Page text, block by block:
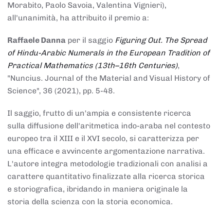
Morabito, Paolo Savoia, Valentina Vignieri),
all'unanimità, ha attribuito il premio a:
Raffaele Danna per il saggio Figuring Out. The Spread
of Hindu-Arabic Numerals in the European Tradition of
Practical Mathematics (13th–16th Centuries),
"Nuncius. Journal of the Material and Visual History of
Science", 36 (2021), pp. 5-48.
Il saggio, frutto di un'ampia e consistente ricerca
sulla diffusione dell'aritmetica indo-araba nel contesto
europeo tra il XIII e il XVI secolo, si caratterizza per
una efficace e avvincente argomentazione narrativa.
L'autore integra metodologie tradizionali con analisi a
carattere quantitativo finalizzate alla ricerca storica
e storiografica, ibridando in maniera originale la
storia della scienza con la storia economica.